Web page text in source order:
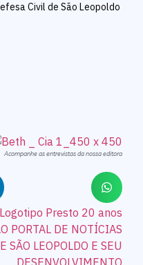
Civil de São Leopoldo
Acompanhe as entrevistas da nossa editora